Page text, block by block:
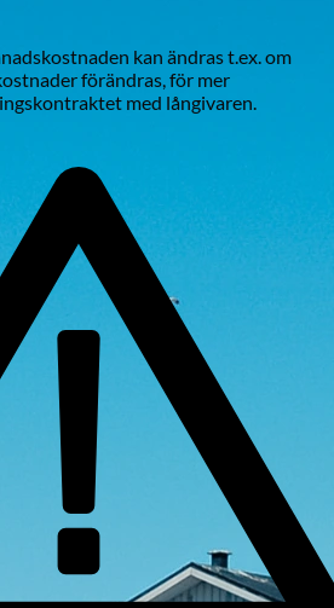
kan ändras t.ex. om
förändras, för mer
med långivaren.